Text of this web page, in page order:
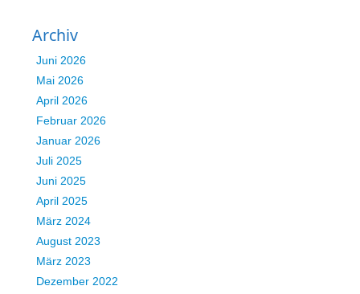
Archiv
Juni 2026
Mai 2026
April 2026
Februar 2026
Januar 2026
Juli 2025
Juni 2025
April 2025
März 2024
August 2023
März 2023
Dezember 2022